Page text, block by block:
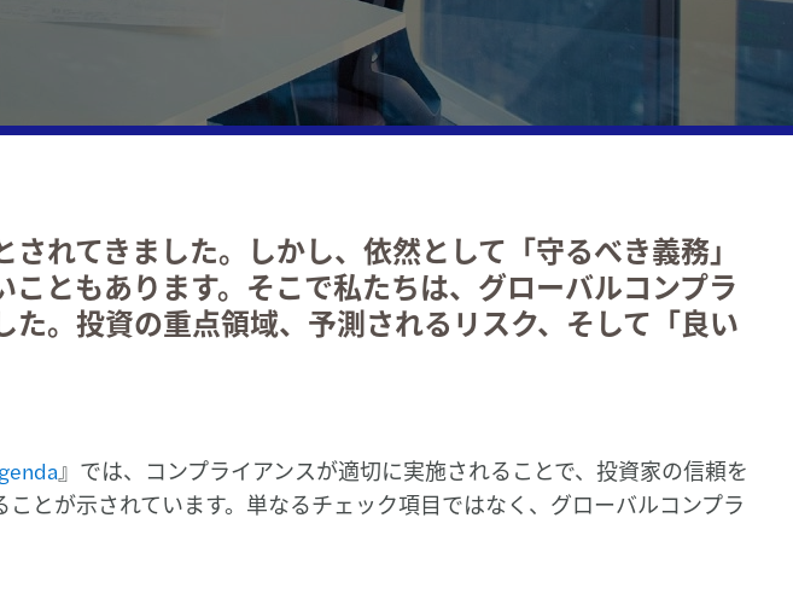
税務コンプライアンス
税務上の紛争とガバナンス
付加価値税・間接税
税務管理体制（TCF）
金融サービス税務
海外の募集ポジション
れてきました。しかし、依然として「守るべき義務」
ともあります。そこで私たちは、グローバルコンプラ
。投資の重点領域、予測されるリスク、そして「良い
』では、コンプライアンスが適切に実施されることで、投資家の信頼を
とが示されています。単なるチェック項目ではなく、グローバルコンプラ